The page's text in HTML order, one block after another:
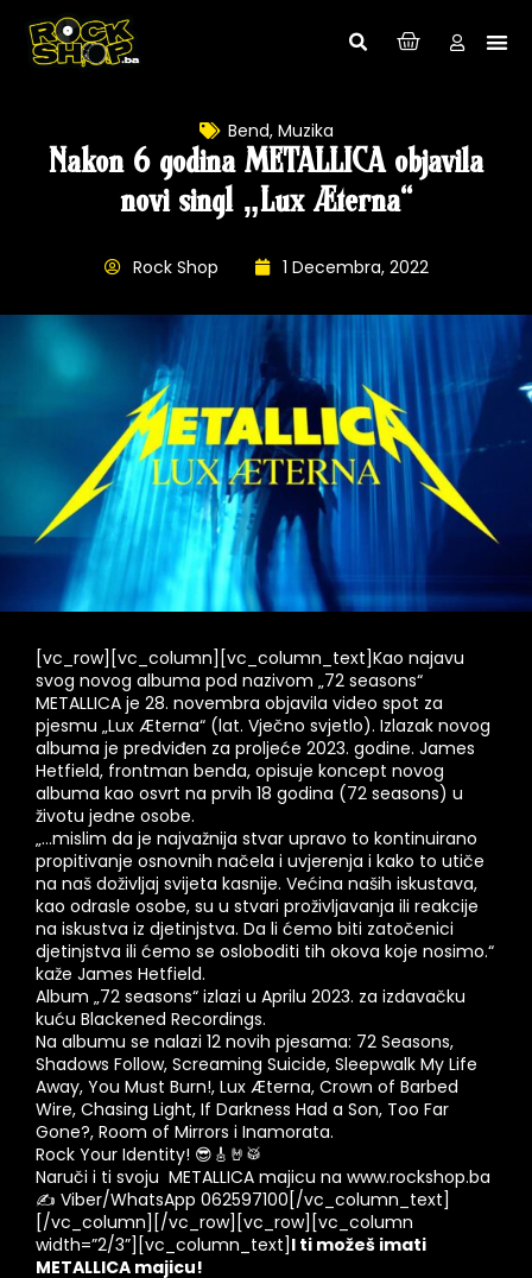
Bend, Muzika
Nakon 6 godina METALLICA objavila
novi singl „Lux Æterna“
Rock Shop 1 Decembra, 2022
[vc_row][vc_column][vc_column_text]Kao najavu
svog novog albuma pod nazivom „72 seasons“
METALLICA je 28. novembra objavila video spot za
pjesmu „Lux Æterna“ (lat. Vječno svjetlo). Izlazak novog
albuma je predviđen za proljeće 2023. godine. James
Hetfield, frontman benda, opisuje koncept novog
albuma kao osvrt na prvih 18 godina (72 seasons) u
životu jedne osobe.
„…mislim da je najvažnija stvar upravo to kontinuirano
propitivanje osnovnih načela i uvjerenja i kako to utiče
na naš doživljaj svijeta kasnije. Većina naših iskustava,
kao odrasle osobe, su u stvari proživljavanja ili reakcije
na iskustva iz djetinjstva. Da li ćemo biti zatočenici
djetinjstva ili ćemo se osloboditi tih okova koje nosimo.“
kaže James Hetfield.
Album „72 seasons“ izlazi u Aprilu 2023. za izdavačku
kuću Blackened Recordings.
Na albumu se nalazi 12 novih pjesama: 72 Seasons,
Shadows Follow, Screaming Suicide, Sleepwalk My Life
Away, You Must Burn!, Lux Æterna, Crown of Barbed
Wire, Chasing Light, If Darkness Had a Son, Too Far
Gone?, Room of Mirrors i Inamorata.
Rock Your Identity! 😎🎸🤘🥁
Naruči i ti svoju METALLICA majicu na www.rockshop.ba
✍️ Viber/WhatsApp 062597100[/vc_column_text]
[/vc_column][/vc_row][vc_row][vc_column
width=”2/3”][vc_column_text] I ti možeš imati
METALLICA majicu!